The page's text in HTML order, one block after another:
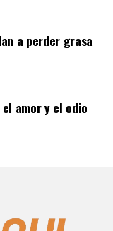
a perder grasa
amor y el odio